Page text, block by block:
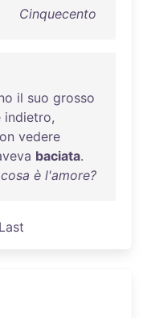
Cinquecento
il suo grosso
indietro,
vedere
baciata.
è l'amore?
Last